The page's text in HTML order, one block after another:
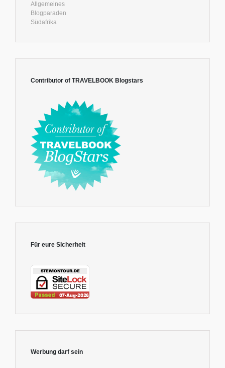
Allgemeines
Blogparaden
Südafrika
Contributor of TRAVELBOOK Blogstars
Für eure SIcherheit
Werbung darf sein